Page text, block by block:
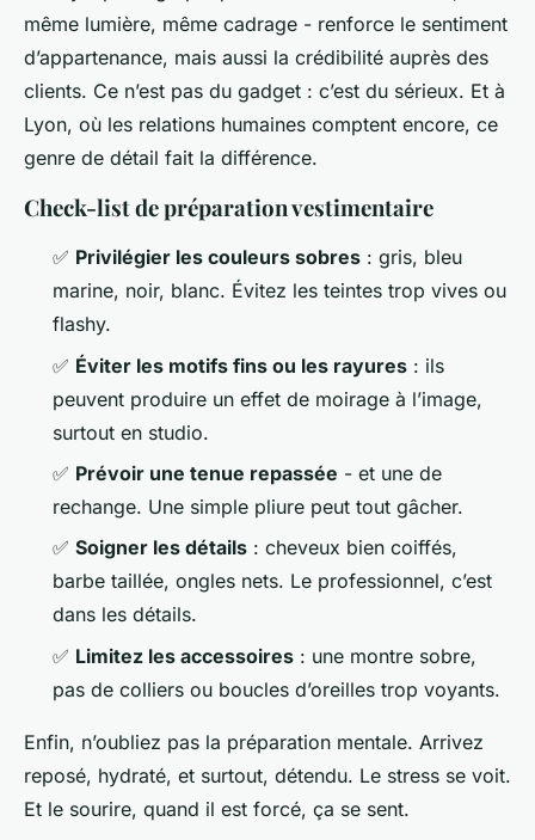
même lumière, même cadrage - renforce le sentiment
d’appartenance, mais aussi la crédibilité auprès des
clients. Ce n’est pas du gadget : c’est du sérieux. Et à
Lyon, où les relations humaines comptent encore, ce
genre de détail fait la différence.
Check-list de préparation vestimentaire
✅ Privilégier les couleurs sobres : gris, bleu
marine, noir, blanc. Évitez les teintes trop vives ou
flashy.
✅ Éviter les motifs fins ou les rayures : ils
peuvent produire un effet de moirage à l’image,
surtout en studio.
✅ Prévoir une tenue repassée - et une de
rechange. Une simple pliure peut tout gâcher.
✅ Soigner les détails : cheveux bien coiffés,
barbe taillée, ongles nets. Le professionnel, c’est
dans les détails.
✅ Limitez les accessoires : une montre sobre,
pas de colliers ou boucles d’oreilles trop voyants.
Enfin, n’oubliez pas la préparation mentale. Arrivez
reposé, hydraté, et surtout, détendu. Le stress se voit.
Et le sourire, quand il est forcé, ça se sent.